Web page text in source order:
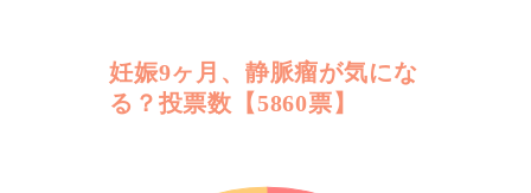
妊娠9ヶ月、静脈瘤が気にな
る？投票数【5860票】